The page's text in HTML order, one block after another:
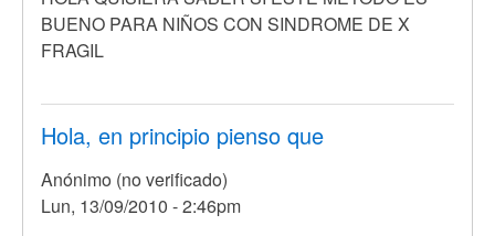
respuesta
a
primero
de
debo
por
BUENO PARA NIÑOS CON SINDROME DE X
FRAGIL
Hola, en principio pienso que
Anónimo (no verificado)
Lun, 13/09/2010 - 2:46pm